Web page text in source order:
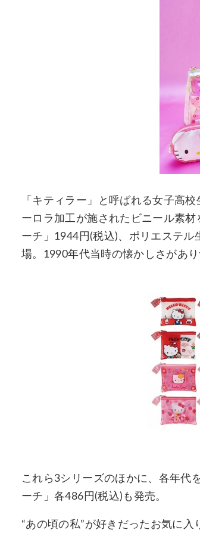
「キティラー」と呼ばれる女子高
ーロラ加工が施されたビニール素
ーチ」1944円(税込)、ポリエステ
場。1990年代当時の懐かしさがあ
これら3シリーズのほかに、各年代
ーチ」各486円(税込)も発売。
“あの頃の私”が好きだったお気に